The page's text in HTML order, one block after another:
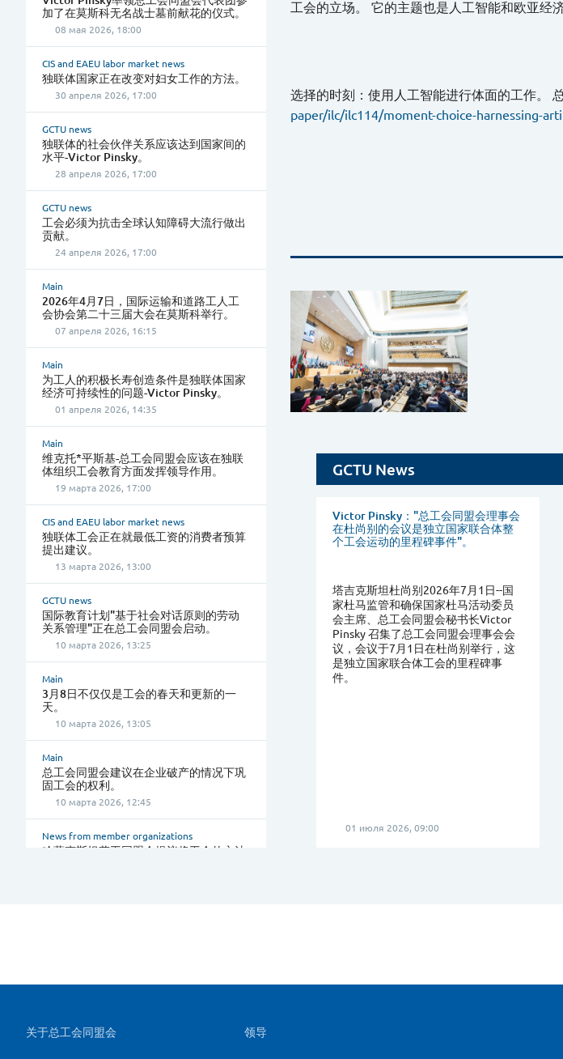
加了在莫斯科无名战士墓前献花的仪式。
08 мая 2026, 18:00
CIS and EAEU labor market news
独联体国家正在改变对妇女工作的方法。
30 апреля 2026, 17:00
GCTU news
独联体的社会伙伴关系应该达到国家间的
水平-Victor Pinsky。
28 апреля 2026, 17:00
GCTU news
工会必须为抗击全球认知障碍大流行做出
贡献。
24 апреля 2026, 17:00
Main
2026年4月7日，国际运输和道路工人工
会协会第二十三届大会在莫斯科举行。
07 апреля 2026, 16:15
Main
为工人的积极长寿创造条件是独联体国家
经济可持续性的问题-Victor Pinsky。
01 апреля 2026, 14:35
Main
维克托*平斯基-总工会同盟会应该在独联
体组织工会教育方面发挥领导作用。
19 марта 2026, 17:00
CIS and EAEU labor market news
独联体工会正在就最低工资的消费者预算
提出建议。
13 марта 2026, 13:00
GCTU news
国际教育计划"基于社会对话原则的劳动
关系管理"正在总工会同盟会启动。
10 марта 2026, 13:25
Main
3月8日不仅仅是工会的春天和更新的一
天。
10 марта 2026, 13:05
Main
总工会同盟会建议在企业破产的情况下巩
固工会的权利。
10 марта 2026, 12:45
News from member organizations
哈萨克斯坦劳工同盟会提议将工会的立法
04 февраля 2026, 15:00
工会的立场。 它的主题也是人工智能和欧亚经
选择的时刻：使用人工智能进行体面的工作。
paper/ilc/ilc114/moment-choice-harnessing-
GCTU News
Victor Pinsky："总工会同盟会理事会
在杜尚别的会议是独立国家联合体整
个工会运动的里程碑事件"。
塔吉克斯坦杜尚别2026年7月1日--国
家杜马监管和确保国家杜马活动委员
会主席、总工会同盟会秘书长Victor
Pinsky 召集了总工会同盟会理事会会
议，会议于7月1日在杜尚别举行，这
是独立国家联合体工会的里程碑事
件。
01 июля 2026, 09:00
Site map and contact information
关于总工会同盟会 领导